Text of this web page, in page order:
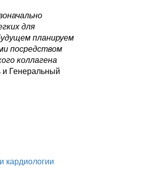
для
планируем
посредством
коллагена
и Генеральный
кардиологии